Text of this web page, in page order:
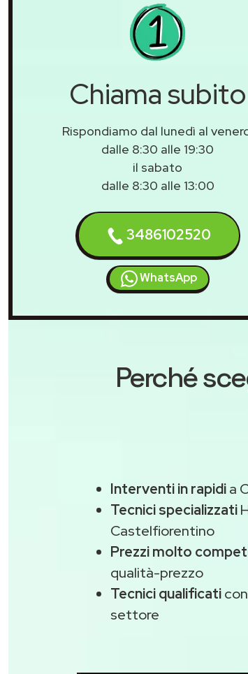
Chiama subito
Rispondiamo dal lunedì al
dalle 8:30 alle 19:30
il sabato
dalle 8:30 alle 13:00
3486102520
WhatsApp
Perché
Interventi in rapidia
Tecnici specializzati
Castelfiorentino
Prezzi molto
qualità-prezzo
Tecnici qualificati
settore